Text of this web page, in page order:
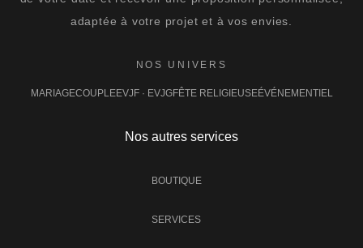
adaptée à votre projet et à vos envies.
NOS UNIVERS
MARIAGECOUPLEEVJF · EVJGFÊTE RELIGIEUSEÉVÉNEMENTIEL
Nos autres services
BOUTIQUE
SERVICES